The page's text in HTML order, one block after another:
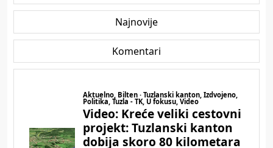
Najnovije
Komentari